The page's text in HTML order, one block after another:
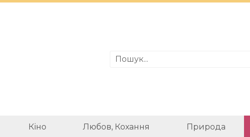
Кіно Любов, Кохання Природа